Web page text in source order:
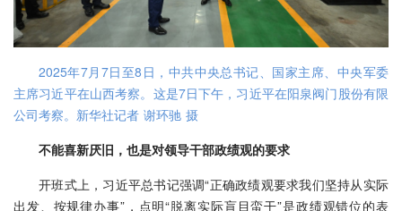
2025年7月7日至8日，中共中央总书记、国家主席、中央军委
主席习近平在山西考察。这是7日下午，习近平在阳泉阀门股份有限
公司考察。新华社记者 谢环驰 摄
不能喜新厌旧，也是对领导干部政绩观的要求
开班式上，习近平总书记强调“正确政绩观要求我们坚持从实际
出发、按规律办事”，点明“脱离实际盲目蛮干”是政绩观错位的表